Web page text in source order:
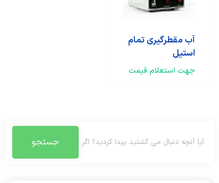
آب مقطرگیری تمام
استیل
جهت استعلام قیمت
جستجو